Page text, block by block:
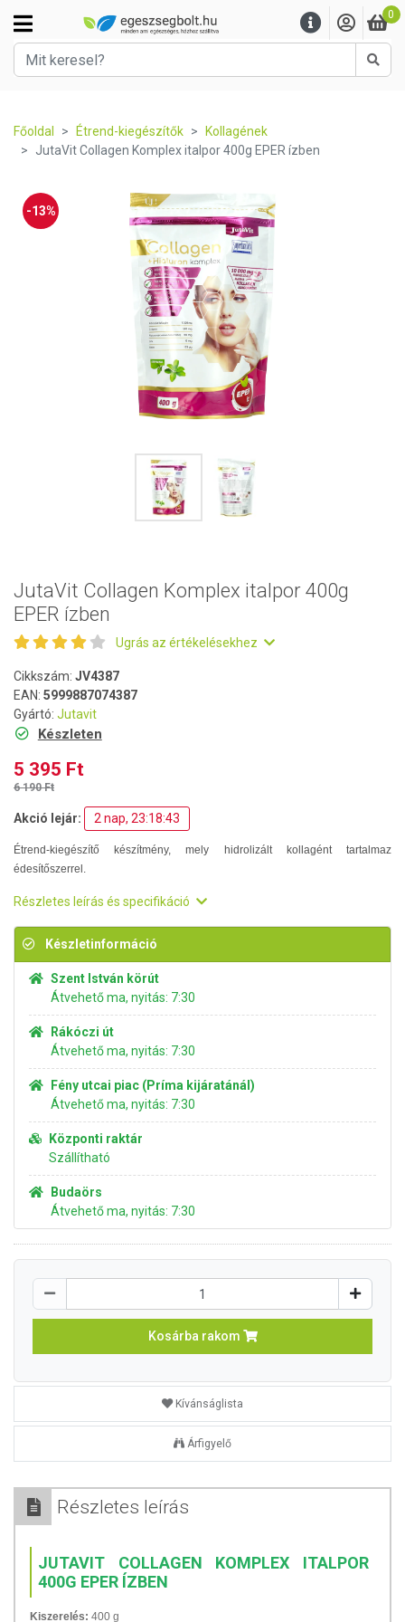
0
Főoldal Étrend-kiegészítők
Kollagének
JutaVit Collagen Komplex italpor 400g EPER ízben
-13%
JutaVit Collagen Komplex italpor 400g
EPER ízben
Ugrás az értékelésekhez
Cikkszám: JV4387
EAN: 5999887074387
Gyártó: Jutavit
Készleten
5 395 Ft
6 190 Ft
Akció lejár: 2 nap, 23:18:43
Étrend-kiegészítő készítmény, mely hidrolizált kollagént tartalmaz
édesítőszerrel.
Részletes leírás és specifikáció
Készletinformáció
Szent István körút
Átvehető ma, nyitás: 7:30
Rákóczi út
Átvehető ma, nyitás: 7:30
Fény utcai piac (Príma kijáratánál)
Átvehető ma, nyitás: 7:30
Központi raktár
Szállítható
Budaörs
Átvehető ma, nyitás: 7:30
Kosárba rakom
Kívánságlista
Árfigyelő
Részletes leírás
JUTAVIT COLLAGEN KOMPLEX ITALPOR
400G EPER ÍZBEN
Kiszerelés: 400 g